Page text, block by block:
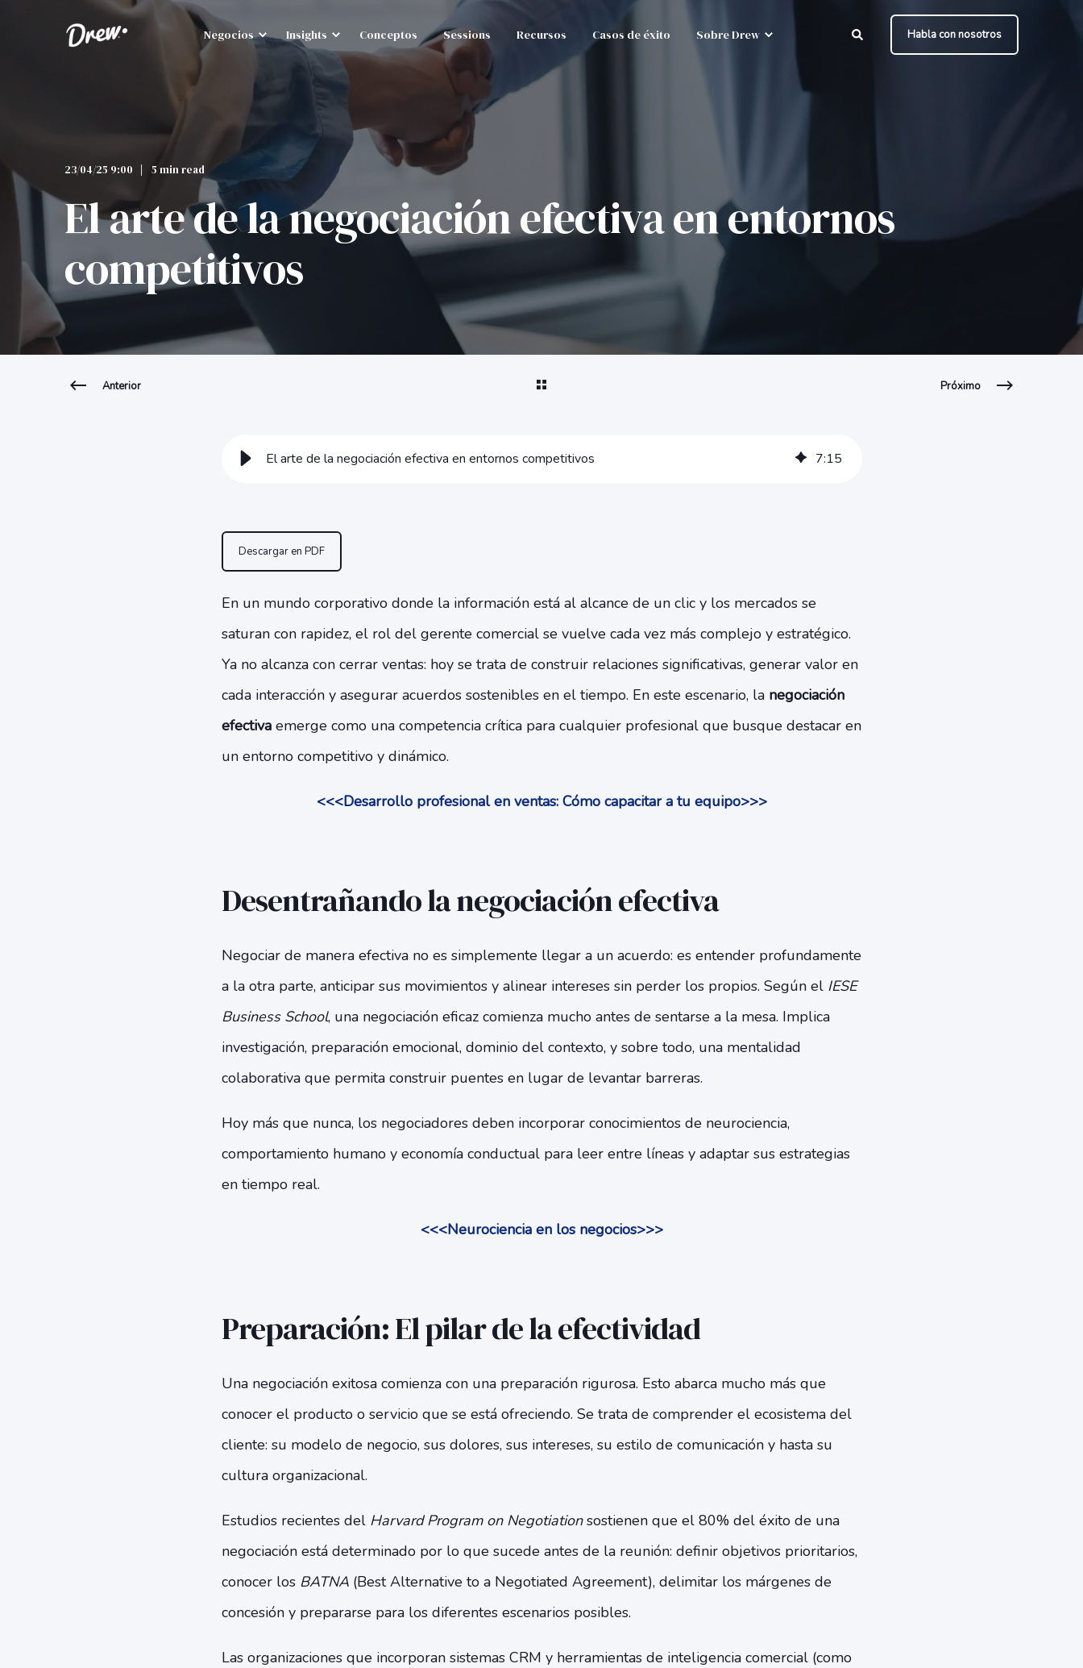
Negocios Insights Conceptos Sessions Recursos Casos de éxito Sobre Drew Habla con nosotros
23/04/25 9:00 5 min read
El arte de la negociación efectiva en entornos
competitivos
Anterior Próximo
El arte de la negociación efectiva en entornos competitivos 7:15
Descargar en PDF
En un mundo corporativo donde la información está al alcance de un clic y los mercados se
saturan con rapidez, el rol del gerente comercial se vuelve cada vez más complejo y estratégico.
Ya no alcanza con cerrar ventas: hoy se trata de construir relaciones significativas, generar valor en
cada interacción y asegurar acuerdos sostenibles en el tiempo. En este escenario, la negociación
efectivaemerge como una competencia crítica para cualquier profesional que busque destacar en
un entorno competitivo y dinámico.
<<<Desarrollo profesional en ventas: Cómo capacitar a tu equipo>>>
Desentrañando la negociación efectiva
Negociar de manera efectiva no es simplemente llegar a un acuerdo: es entender profundamente
a la otra parte, anticipar sus movimientos y alinear intereses sin perder los propios. Según el IESE
Business School, una negociación eficaz comienza mucho antes de sentarse a la mesa. Implica
investigación, preparación emocional, dominio del contexto, y sobre todo, una mentalidad
colaborativa que permita construir puentes en lugar de levantar barreras.
Hoy más que nunca, los negociadores deben incorporar conocimientos de neurociencia,
comportamiento humano y economía conductual para leer entre líneas y adaptar sus estrategias
en tiempo real.
<<<Neurociencia en los negocios>>>
Preparación: El pilar de la efectividad
Una negociación exitosa comienza con una preparación rigurosa. Esto abarca mucho más que
conocer el producto o servicio que se está ofreciendo. Se trata de comprender el ecosistema del
cliente: su modelo de negocio, sus dolores, sus intereses, su estilo de comunicación y hasta su
cultura organizacional.
Estudios recientes del Harvard Program on Negotiationsostienen que el 80% del éxito de una
negociación está determinado por lo que sucede antes de la reunión: definir objetivos prioritarios,
conocer los BATNA(Best Alternative to a Negotiated Agreement), delimitar los márgenes de
concesión y prepararse para los diferentes escenarios posibles.
Las organizaciones que incorporan sistemas CRM y herramientas de inteligencia comercial (como